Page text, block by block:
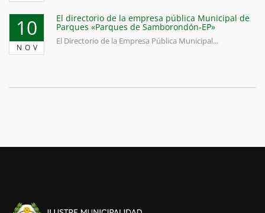
10
NOV
El directorio de la empresa pública Municipal de
Parques «Parques de Samborondón-EP»
El Directorio de la Empresa Pública Municipal...